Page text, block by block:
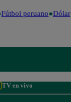
peruano Dólar
TV en vivo